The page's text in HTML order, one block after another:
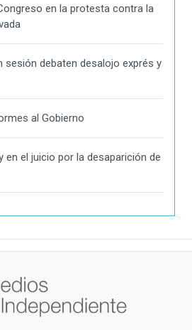
en la protesta contra la
sesión debaten desalojo exprés y
al Gobierno
en el juicio por la desaparición de